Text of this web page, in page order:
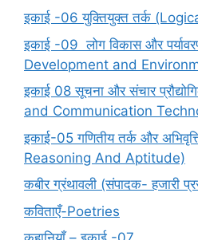
इकाई -06 युक्तियुक्त तर्क
इकाई -09 लोग विकास और
Development and
इकाई 08 सूचना और संचार
and Communication
इकाई-05 गणितीय तर्क और
Reasoning And Aptitude)
कबीर ग्रंथावली (संपादक- हजारी
कविताएँ-Poetries